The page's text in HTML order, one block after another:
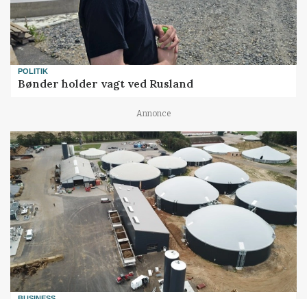
POLITIK
Bønder holder vagt ved Rusland
Annonce